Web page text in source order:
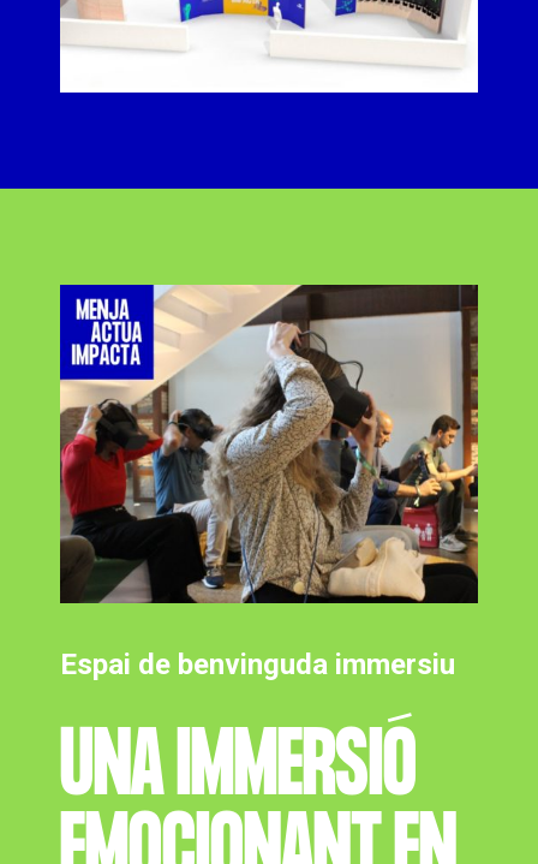
Espai de benvinguda immersiu
UNA IMMERSIÓ